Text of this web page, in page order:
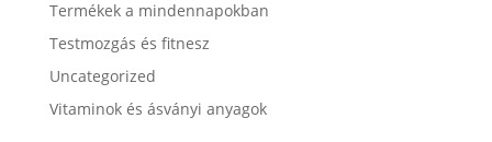
Termékek a mindennapokban
Testmozgás és fitnesz
Uncategorized
Vitaminok és ásványi anyagok